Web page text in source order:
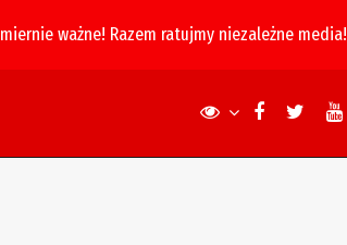
ważne! Razem ratujmy niezależne media!